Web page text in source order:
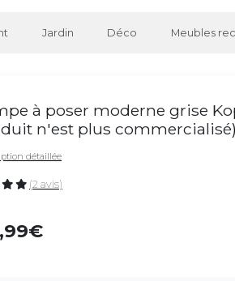
Jardin Déco Meubles
à poser moderne grise
n'est plus commercialisé)
détaillée
(2 avis)